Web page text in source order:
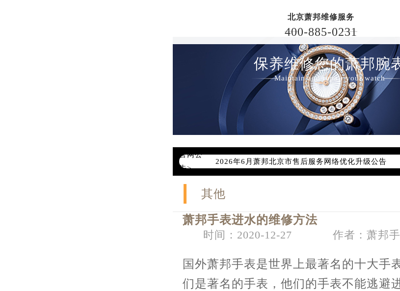
北京萧邦维修服务
400-885-0231
保养维修您的萧邦腕
Maintain and repair your watch
官网公
告>
2026年6月萧邦北京市售后服务网络优化升级公告
2026年6月北京市萧邦官方售后客户服务热线：400-
2026年6月萧邦售后服务中心最新网点地址：
节假日正常营业！
其他
萧邦手表进水的维修方法
时间：2020-12-27 作者：萧邦
国外萧邦手表是世界上最著名的十大手
们是著名的手表，他们的手表不能逃避